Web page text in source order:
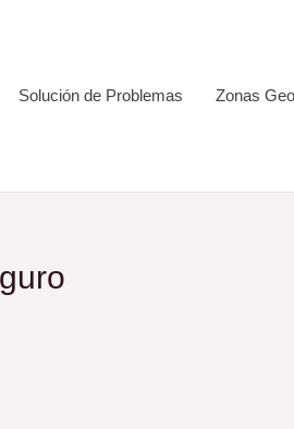
Solución de Problemas Zonas Geo